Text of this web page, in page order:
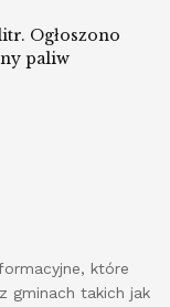
Ogłoszono
paliw
które
gminach takich jak